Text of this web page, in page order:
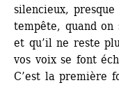
silencieux,
tempête, quand on
et qu’il ne reste
vos voix se font
C’est la première